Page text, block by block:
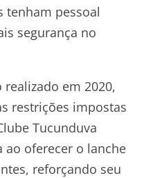
tenham pessoal
segurança no
em 2020,
restrições impostas
Tucunduva
oferecer o lanche
reforçando seu